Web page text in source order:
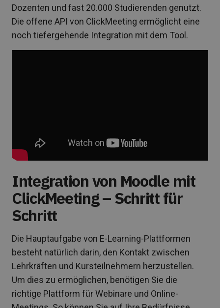
Dozenten und fast 20.000 Studierenden genutzt.
Die offene API von ClickMeeting ermöglicht eine
noch tiefergehende Integration mit dem Tool.
Integration von Moodle mit
ClickMeeting – Schritt für
Schritt
Die Hauptaufgabe von E-Learning-Plattformen
besteht natürlich darin, den Kontakt zwischen
Lehrkräften und Kursteilnehmern herzustellen.
Um dies zu ermöglichen, benötigen Sie die
richtige Plattform für Webinare und Online-